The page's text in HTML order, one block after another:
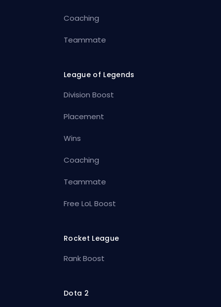
Coaching
Teammate
League of Legends
Division Boost
Placement
Wins
Coaching
Teammate
Free LoL Boost
Rocket League
Rank Boost
Dota 2